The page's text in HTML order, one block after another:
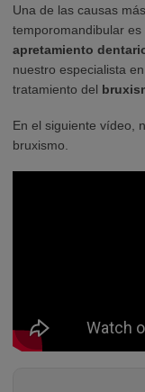
Una de las causas
temporomandibular es
apretamiento
nuestro especialista
tratamiento del
En el siguiente vídeo,
bruxismo.